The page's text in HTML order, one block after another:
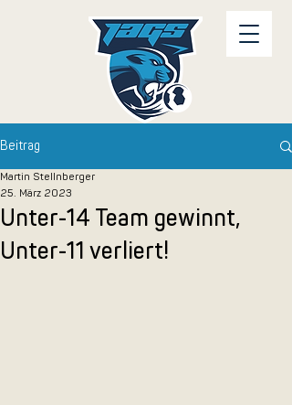
Beitrag
Unter-14 Team gewinnt,
Unter-11 verliert!
Martin Stellnberger
25. März 2023